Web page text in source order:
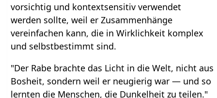
vorsichtig und kontextsensitiv verwendet
werden sollte, weil er Zusammenhänge
vereinfachen kann, die in Wirklichkeit komplex
und selbstbestimmt sind.
"Der Rabe brachte das Licht in die Welt, nicht aus
Bosheit, sondern weil er neugierig war — und so
lernten die Menschen, die Dunkelheit zu teilen."